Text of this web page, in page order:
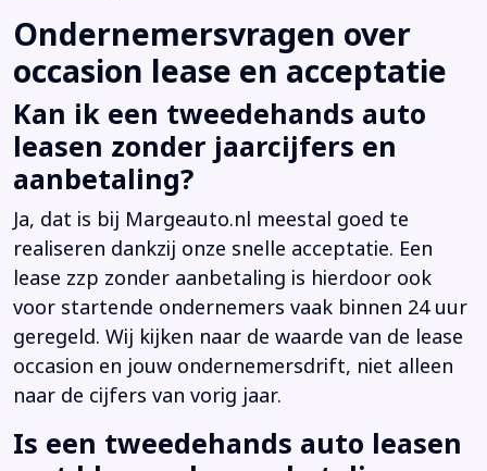
Ondernemersvragen over
occasion lease en acceptatie
Kan ik een tweedehands auto
leasen zonder jaarcijfers en
aanbetaling?
Ja, dat is bij Margeauto.nl meestal goed te
realiseren dankzij onze snelle acceptatie. Een
lease zzp zonder aanbetaling is hierdoor ook
voor startende ondernemers vaak binnen 24 uur
geregeld. Wij kijken naar de waarde van de lease
occasion en jouw ondernemersdrift, niet alleen
naar de cijfers van vorig jaar.
Is een tweedehands auto leasen